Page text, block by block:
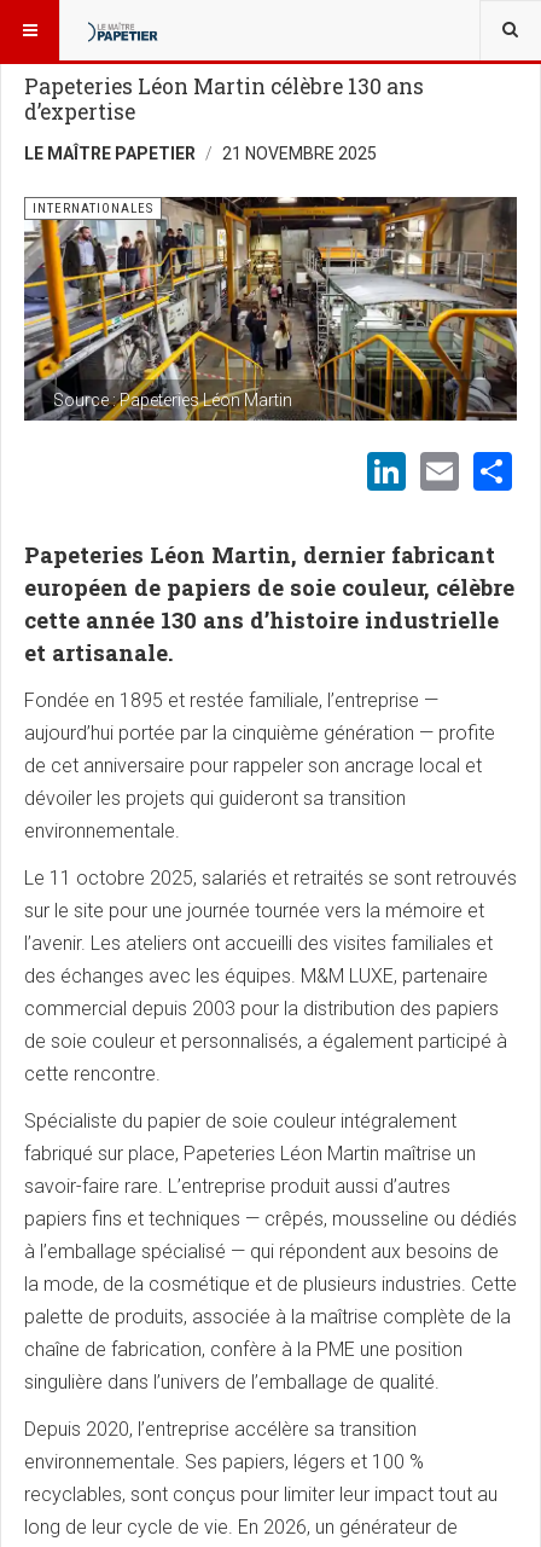
VOUS ÊTES ICI :
Papeteries Léon Martin célèbre 130 ans
d’expertise
LE MAÎTRE PAPETIER 21 NOVEMBRE 2025
Source : Papeteries Léon Martin
INTERNATIONALES
Papeteries Léon Martin, dernier fabricant
européen de papiers de soie couleur, célèbre
cette année 130 ans d’histoire industrielle
et artisanale.
Fondée en 1895 et restée familiale, l’entreprise —
aujourd’hui portée par la cinquième génération — profite
de cet anniversaire pour rappeler son ancrage local et
dévoiler les projets qui guideront sa transition
environnementale.
Le 11 octobre 2025, salariés et retraités se sont retrouvés
sur le site pour une journée tournée vers la mémoire et
l’avenir. Les ateliers ont accueilli des visites familiales et
des échanges avec les équipes. M&M LUXE, partenaire
commercial depuis 2003 pour la distribution des papiers
de soie couleur et personnalisés, a également participé à
cette rencontre.
Spécialiste du papier de soie couleur intégralement
fabriqué sur place, Papeteries Léon Martin maîtrise un
savoir-faire rare. L’entreprise produit aussi d’autres
papiers fins et techniques — crêpés, mousseline ou dédiés
à l’emballage spécialisé — qui répondent aux besoins de
la mode, de la cosmétique et de plusieurs industries. Cette
palette de produits, associée à la maîtrise complète de la
chaîne de fabrication, confère à la PME une position
singulière dans l’univers de l’emballage de qualité.
Depuis 2020, l’entreprise accélère sa transition
environnementale. Ses papiers, légers et 100 %
recyclables, sont conçus pour limiter leur impact tout au
long de leur cycle de vie. En 2026, un générateur de